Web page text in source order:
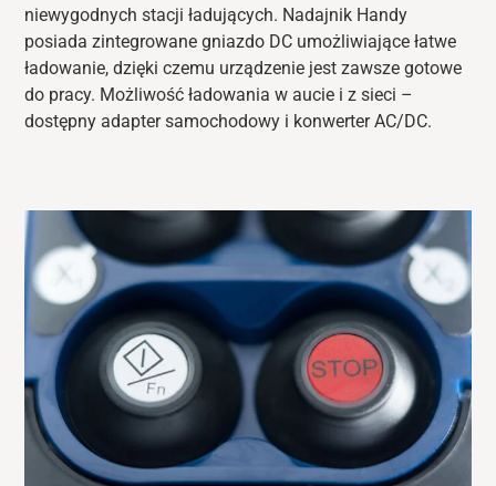
niewygodnych stacji ładujących. Nadajnik Handy
posiada zintegrowane gniazdo DC umożliwiające łatwe
ładowanie, dzięki czemu urządzenie jest zawsze gotowe
do pracy. Możliwość ładowania w aucie i z sieci –
dostępny adapter samochodowy i konwerter AC/DC.